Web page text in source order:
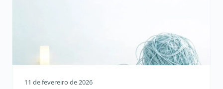
11 de fevereiro de 2026